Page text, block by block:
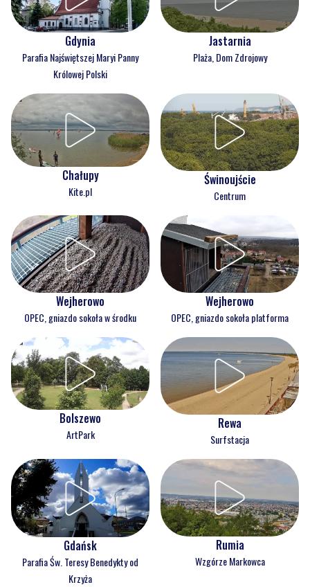
Gdynia
Parafia Najświętszej Maryi Panny
Królowej Polski
Jastarnia
Plaża, Dom Zdrojowy
Chałupy
Kite.pl
Świnoujście
Centrum
Wejherowo
OPEC, gniazdo sokoła w środku
Wejherowo
OPEC, gniazdo sokoła platforma
Bolszewo
ArtPark
Rewa
Surfstacja
Gdańsk
Parafia Św. Teresy Benedykty od
Krzyża
Rumia
Wzgórze Markowca